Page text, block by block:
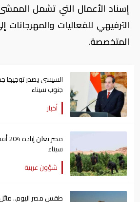
إسناد الأعمال التي تشمل
الترفيهي للفعاليات والمهرجانات
المتخصصة.
السيسي يصدر توجيها
جنوب سيناء
أخبار
سيناء
شؤون عربية
طقس مصر اليوم..